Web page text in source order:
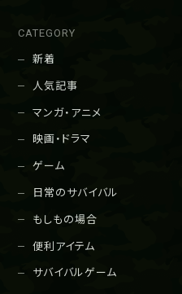
CATEGORY
新着
人気記事
マンガ・アニメ
映画・ドラマ
ゲーム
日常のサバイバル
もしもの場合
便利アイテム
サバイバルゲーム